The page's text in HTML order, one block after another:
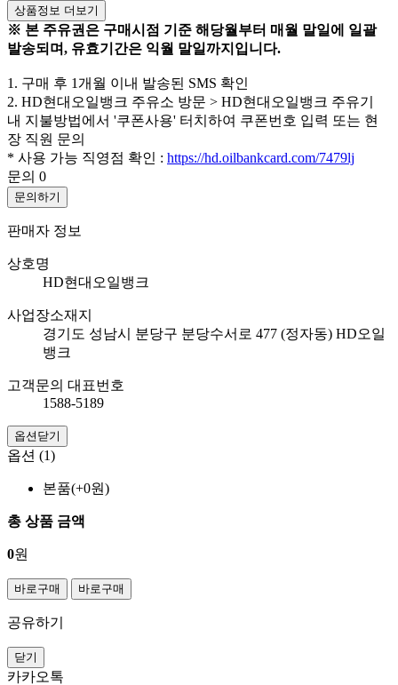
상품정보 더보기
※ 본 주유권은 구매시점 기준 해당월부터 매월 말일에 일괄
발송되며, 유효기간은 익월 말일까지입니다.
1. 구매 후 1개월 이내 발송된 SMS 확인
2. HD현대오일뱅크 주유소 방문 > HD현대오일뱅크 주유기
내 지불방법에서 '쿠폰사용' 터치하여 쿠폰번호 입력 또는 현
장 직원 문의
* 사용 가능 직영점 확인 : https://hd.oilbankcard.com/7479lj
문의 0
문의하기
판매자 정보
상호명
HD현대오일뱅크
사업장소재지
경기도 성남시 분당구 분당수서로 477 (정자동) HD오일
뱅크
고객문의 대표번호
1588-5189
옵션닫기
옵션 (1)
본품(+0원)
총 상품 금액
0원
바로구매 바로구매
공유하기
닫기
카카오톡